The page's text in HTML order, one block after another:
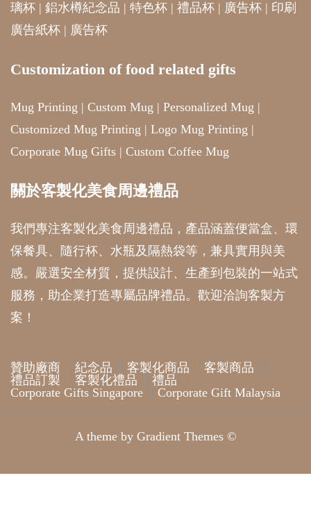
璃杯 | 鋁水樽紀念品 | 特色杯 | 禮品杯 | 廣告杯 | 印刷
廣告紙杯 | 廣告杯
Customization of food related gifts
Mug Printing | Custom Mug | Personalized Mug |
Customized Mug Printing | Logo Mug Printing |
Corporate Mug Gifts | Custom Coffee Mug
關於客製化美食周邊禮品
我們專注客製化美食周邊禮品，產品涵蓋便當盒、環
保餐具、隨行杯、水瓶及隔熱袋等，兼具實用與美
感。嚴選安全材質，提供設計、生產到包裝的一站式
服務，助企業打造專屬品牌禮品。歡迎洽詢客製方
案！
贊助廠商 紀念品 客製化商品
客製商品
禮品訂製
客製化禮品
禮品
Corporate Gifts Singapore
Corporate Gift Malaysia
A theme by Gradient Themes ©